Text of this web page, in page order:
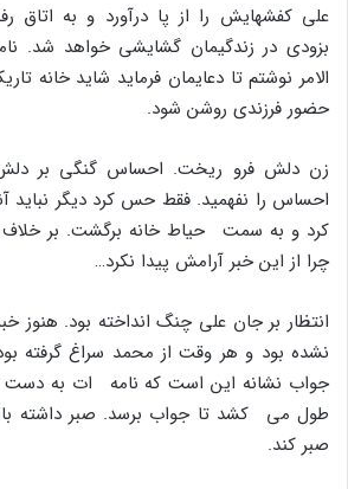
على کفشهایش را از پا درآورد و به
بزودى در زندگیمان گشایشى خواهد شد.
الامر نوشتم تا دعایمان فرماید شاید خانه
حضور فرزندى روشن شود.
زن دلش فرو ریخت. احساس گنگى بر
احساس را نفهمید. فقط حس کرد دیگر نباید
کرد و به سمت حیاط خانه برگشت. بر
چرا از این خبر آرامش پیدا نکرد…
انتظار بر جان على چنگ انداخته بود.
نشده بود و هر وقت از محمد سراغ گرفته
جواب نشانه این است که نامه ات به
طول مى کشد تا جواب برسد. صبر داشته
صبر کند.